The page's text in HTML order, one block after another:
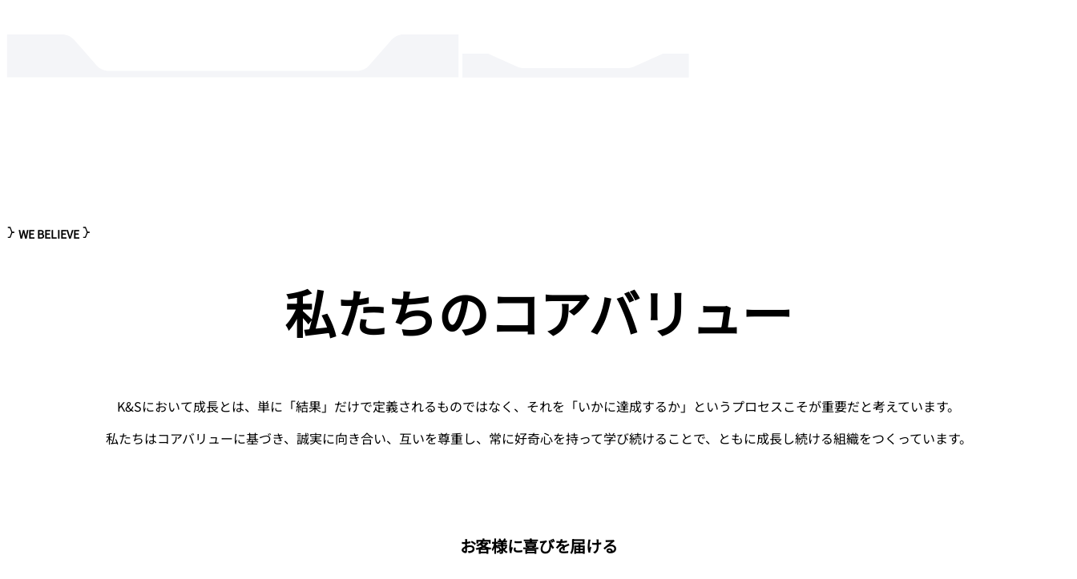
WE BELIEVE
私たちのコアバリュー
K&Sにおいて成長とは、単に「結果」だけで定義されるものではなく、それを「いかに達成するか」というプロセスこそが重要だと考えています。
私たちはコアバリューに基づき、誠実に向き合い、互いを尊重し、常に好奇心を持って学び続けることで、ともに成長し続ける組織をつくっています。
お客様に喜びを届ける